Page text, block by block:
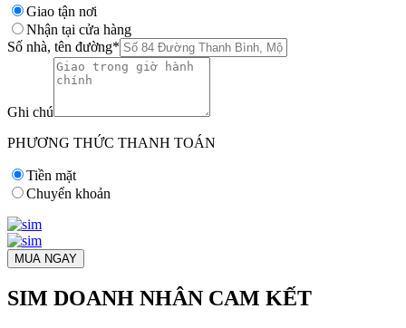
Giao tận nơi
Nhận tại cửa hàng
Số nhà, tên đường*
Ghi chú
PHƯƠNG THỨC THANH TOÁN
Tiền mặt
Chuyển khoản
MUA NGAY
SIM DOANH NHÂN CAM KẾT